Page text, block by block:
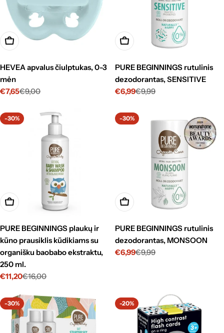
Pasirinkti
HEVEA apvalus čiulptukas, 0-3
mėn
Kaina
nuolaida
€7,65
Standartinė
€9,00
Į krepšelį
PURE BEGINNINGS rutulinis
dezodorantas, SENSITIVE
Kaina
nuolaida
€6,99
Standartinė
€9,99
-30%
Į krepšelį
PURE BEGINNINGS plaukų ir
kūno prausiklis kūdikiams su
organišku baobabo ekstraktu,
250 ml.
Kaina
nuolaida
€11,20
Standartinė
€16,00
-30%
Į krepšelį
PURE BEGINNINGS rutulinis
dezodorantas, MONSOON
Kaina
€6,99
Standartinė
€9,99
-30% -20%